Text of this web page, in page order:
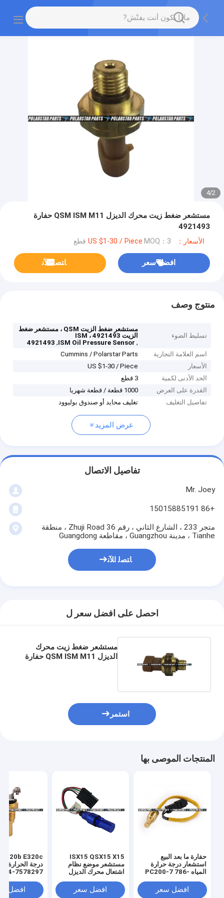
2
/
4
مستشعر ضغط زيت محرك الديزل QSM ISM M11 حفارة
4921493
الأسعار：US $1-30 / Piece MOQ：3 قطع
افضل سعر ﺎﺘﺼﻟ ﺍﻶﻧ
منتوج وصف
تسليط الضوء
مستشعر ضغط الزيت QSM ، مستشعر ضغط
الزيت ISM ، 4921493
,
ISM Oil Pressure Sensor
,
4921493
اسم العلامة التجارية
Cummins / Polarstar Parts
الأسعار
US $1-30 / Piece
الحد الأدنى لكمية
3 قطع
القدرة على العرض
1000 قطعة / قطعة شهريا
تفاصيل التغليف
تغليف محايد أو صندوق بوليوود
عرض المزيد
تفاصيل الاتصال
Mr. Joey
+86 15015885191
متجر 233 ، الشارع الثاني ، رقم 36 Zhuji Road ، منطقة
Tianhe ، مدينة Guangzhou ، مقاطعة Guangdong
ﺎﺘﺼﻟ ﺍﻶﻧ
احصل على افضل سعر ل
مستشعر ضغط زيت محرك
الديزل QSM ISM M11 حفارة
استمر
المنتجات الموصى بها
حفارة ما بعد البيع
استشعار درجة حرارة
المياه PC200-7 786-
7861933320
افضل سعر
ISX15 QSX15 X15
مستشعر موضع نظام
اشتعال محرك الديزل
افضل سعر
7578297-9314
افضل